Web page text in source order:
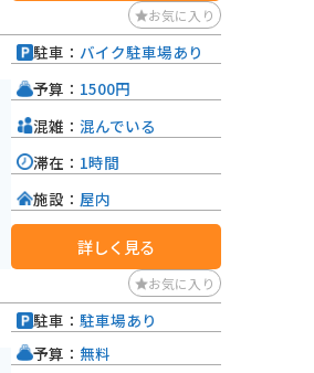
お気に入り
駐車： バイク駐車場あり
予算： 1500円
混雑： 混んでいる
滞在： 1時間
施設： 屋内
詳しく見る
お気に入り
駐車： 駐車場あり
予算： 無料